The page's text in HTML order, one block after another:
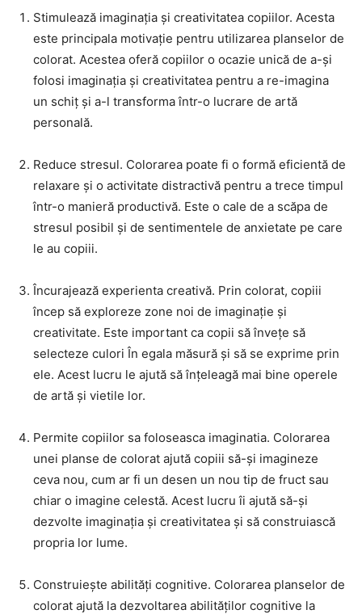
Stimulează imaginația și creativitatea copiilor. Acesta
este principala motivație pentru utilizarea planselor de
colorat. Acestea oferă copiilor o ocazie unică de a-și
folosi imaginația și creativitatea pentru a re-imagina
un schiț și a-l transforma într-o lucrare de artă
personală.
Reduce stresul. Colorarea poate fi o formă eficientă de
relaxare și o activitate distractivă pentru a trece timpul
într-o manieră productivă. Este o cale de a scăpa de
stresul posibil și de sentimentele de anxietate pe care
le au copiii.
Încurajează experienta creativă. Prin colorat, copiii
încep să exploreze zone noi de imaginație și
creativitate. Este important ca copii să învețe să
selecteze culori În egala măsură și să se exprime prin
ele. Acest lucru le ajută să înțeleagă mai bine operele
de artă și vietile lor.
Permite copiilor sa foloseasca imaginatia. Colorarea
unei planse de colorat ajută copiii să-și imagineze
ceva nou, cum ar fi un desen un nou tip de fruct sau
chiar o imagine celestă. Acest lucru îi ajută să-și
dezvolte imaginația și creativitatea și să construiască
propria lor lume.
Construiește abilități cognitive. Colorarea planselor de
colorat ajută la dezvoltarea abilităților cognitive la